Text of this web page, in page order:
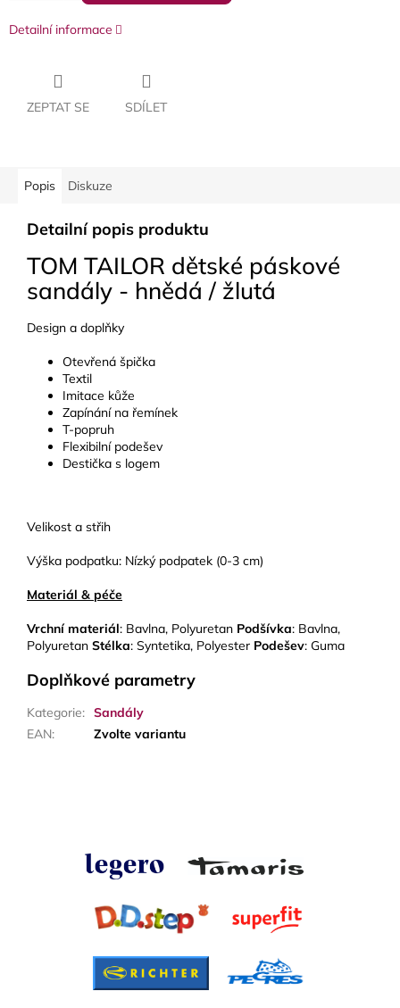
Detailní informace
ZEPTAT SE SDÍLET
Popis Diskuze
Detailní popis produktu
TOM TAILOR dětské páskové
sandály - hnědá / žlutá
Design a doplňky
Otevřená špička
Textil
Imitace kůže
Zapínání na řemínek
T-popruh
Flexibilní podešev
Destička s logem
Velikost a střih
Výška podpatku: Nízký podpatek (0-3 cm)
Materiál & péče
Vrchní materiál: Bavlna, Polyuretan Podšívka: Bavlna,
Polyuretan Stélka: Syntetika, Polyester Podešev: Guma
Doplňkové parametry
Kategorie: Sandály
EAN: Zvolte variantu